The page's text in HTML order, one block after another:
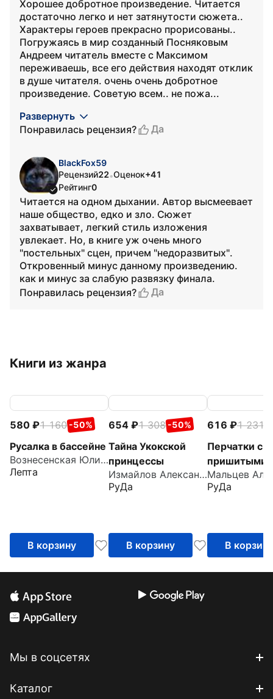
Хорошее добротное произведение. Читается
достаточно легко и нет затянутости сюжета..
Характеры героев прекрасно прорисованы..
Погружаясь в мир созданный Посняковым
Андреем читатель вместе с Максимом
переживаешь, все его действия находят отклик
в душе читателя. очень очень добротное
произведение. Советую всем.. не пожа...
Развернуть
Понравилась рецензия?
Да
BlackFox59
Рецензий22•Оценок+41
Рейтинг0
Читается на одном дыхании. Автор высмеевает
наше общество, едко и зло. Сюжет
захватывает, легкий стиль изложения
увлекает. Но, в книге уж очень много
"постельных" сцен, причем "недоразвитых".
Откровенный минус данному произведению.
как и минус за слабую развязку финала.
Понравилась рецензия?
Да
Книги из жанра
580 1 160 -50%
Русалка в бассейне
Вознесенская Юлия Николаевна
Лепта
В корзину
654 1 308 -50%
Тайна Укокской
принцессы
Измайлов Александр
РуДа
В корзину
616 1 231
Перчатки с
пришитыми
пальцами
РуДа
В корзину
Мы в соцсетях
Каталог